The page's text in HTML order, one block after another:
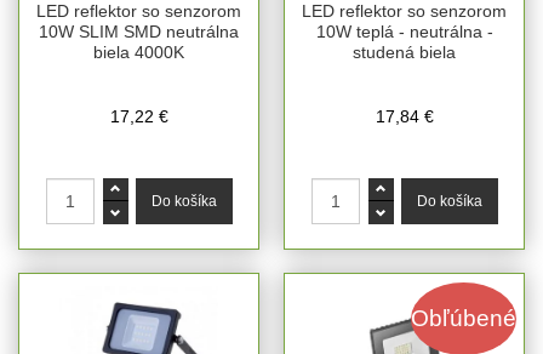
LED reflektor so senzorom
10W SLIM SMD neutrálna
biela 4000K
17,22 €
LED reflektor so senzorom
10W teplá - neutrálna -
studená biela
17,84 €
Obľúbené